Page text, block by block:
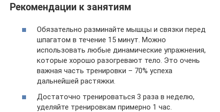
Рекомендации к занятиям
Обязательно разминайте мышцы и связки перед
шпагатом в течение 15 минут. Можно
использовать любые динамические упражнения,
которые хорошо разогревают тело. Это очень
важная часть тренировки – 70% успеха
дальнейшей растяжки.
Достаточно тренироваться 3 раза в неделю,
уделяйте тренировкам примерно 1 час.